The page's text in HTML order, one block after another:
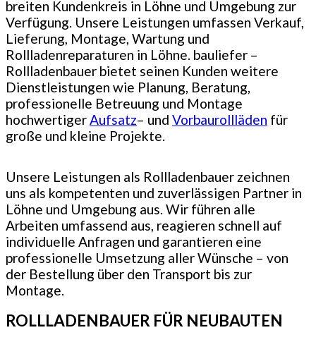
breiten Kundenkreis in Löhne und Umgebung zur
Verfügung. Unsere Leistungen umfassen Verkauf,
Lieferung, Montage, Wartung und
Rollladenreparaturen in Löhne. bauliefer –
Rollladenbauer bietet seinen Kunden weitere
Dienstleistungen wie Planung, Beratung,
professionelle Betreuung und Montage
hochwertiger Aufsatz– und Vorbaurollläden für
große und kleine Projekte.
Unsere Leistungen als Rollladenbauer zeichnen
uns als kompetenten und zuverlässigen Partner in
Löhne und Umgebung aus. Wir führen alle
Arbeiten umfassend aus, reagieren schnell auf
individuelle Anfragen und garantieren eine
professionelle Umsetzung aller Wünsche – von
der Bestellung über den Transport bis zur
Montage.
ROLLLADENBAUER FÜR NEUBAUTEN